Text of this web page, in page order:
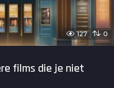
127 0
films die je niet